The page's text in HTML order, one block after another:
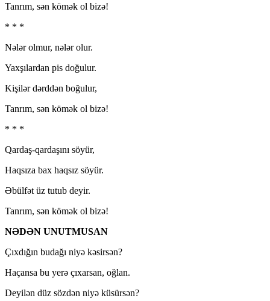
Tanrım, sən kömək ol bizə!
* * *
Nələr olmur, nələr olur.
Yaxşılardan pis doğulur.
Kişilər dərddən boğulur,
Tanrım, sən kömək ol bizə!
* * *
Qardaş-qardaşını söyür,
Haqsıza bax haqsız söyür.
Əbülfət üz tutub deyir.
Tanrım, sən kömək ol bizə!
NƏDƏN UNUTMUSAN
Çıxdığın budağı niyə kəsirsən?
Haçansa bu yerə çıxarsan, oğlan.
Deyilən düz sözdən niyə küsürsən?